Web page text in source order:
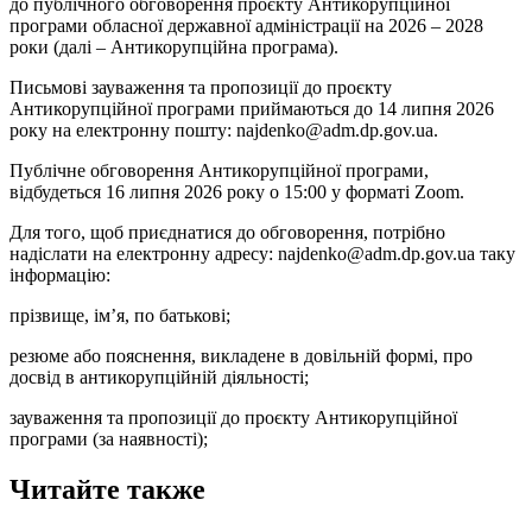
програми обласної державної адміністрації на 2026 – 2028
роки (далі – Антикорупційна програма).
Письмові зауваження та пропозиції до проєкту
Антикорупційної програми приймаються до 14 липня 2026
року на електронну пошту: najdenko@adm.dp.gov.ua.
Публічне обговорення Антикорупційної програми,
відбудеться 16 липня 2026 року о 15:00 у форматі Zoom.
Для того, щоб приєднатися до обговорення, потрібно
надіслати на електронну адресу: najdenko@adm.dp.gov.ua таку
інформацію:
прізвище, ім’я, по батькові;
резюме або пояснення, викладене в довільній формі, про
досвід в антикорупційній діяльності;
зауваження та пропозиції до проєкту Антикорупційної
програми (за наявності);
Читайте также